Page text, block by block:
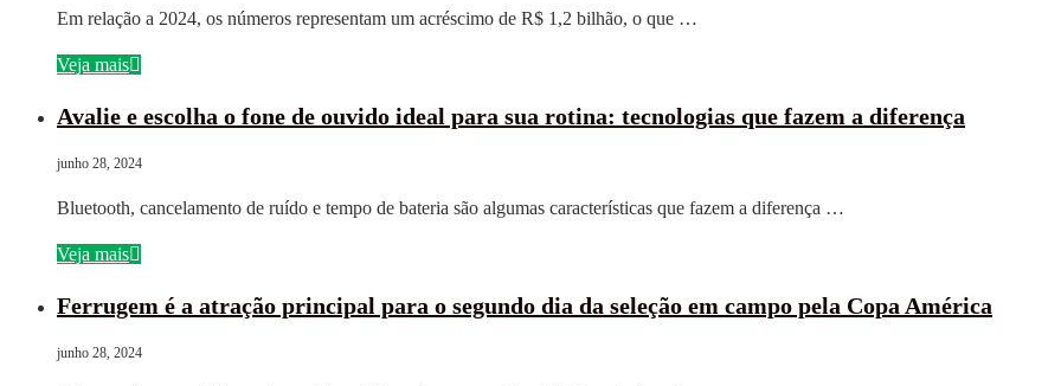
Em relação a 2024, os números representam um acréscimo de R$ 1,2 bilhão, o que …
Veja mais
Avalie e escolha o fone de ouvido ideal para sua rotina: tecnologias que fazem a diferença
junho 28, 2024
Bluetooth, cancelamento de ruído e tempo de bateria são algumas características que fazem a diferença …
Veja mais
Ferrugem é a atração principal para o segundo dia da seleção em campo pela Copa América
junho 28, 2024